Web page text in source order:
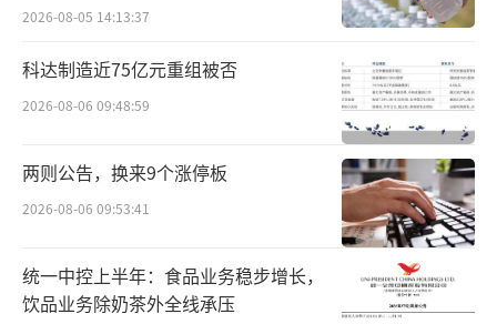
彼时，公司拟通过发行股份及支付现金购
买珠海免税集团100%股权，交易对价4.3元/
股，交易价格为122.15亿元；同时，公司拟向
通用技术集团发起定增，募资额不超过8亿元。
然而事与愿违，彼时因公司董事长兼珠海
免税集团鲁君四被立案调查，使得收购案受
阻，但格力地产并没有因此放弃购买珠海免税
集团。
2026-08-05 14:13:37
科达制造近75亿元重组被否
2026-08-06 09:48:59
两则公告，换来9个涨停板
2026-08-06 09:53:41
统一中控上半年：食品业务稳步增长，
饮品业务除奶茶外全线承压